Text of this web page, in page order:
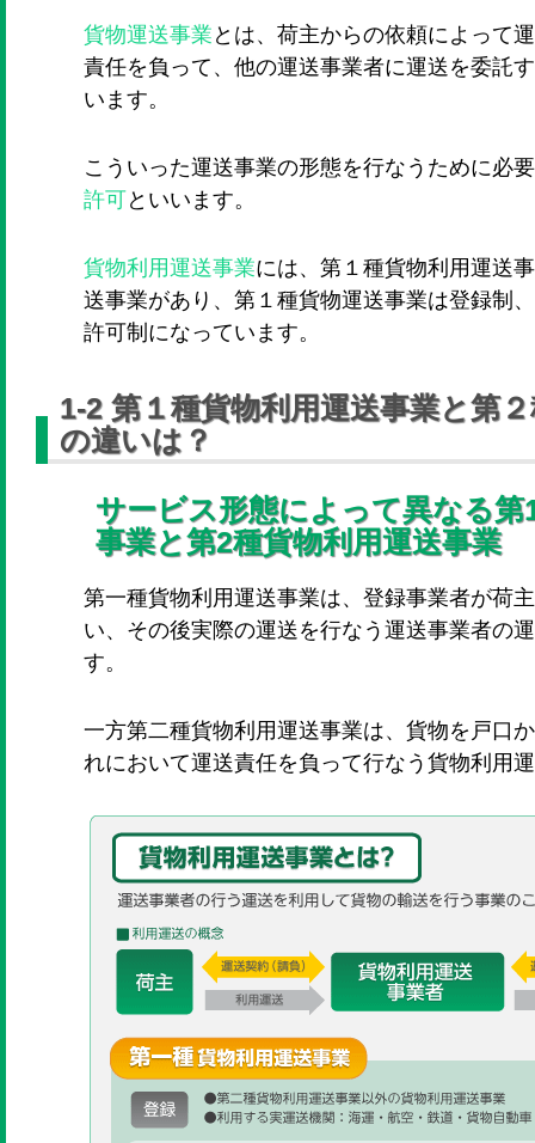
貨物運送事業 とは、荷主からの依頼によって
責任を負って、他の運送事業者に運送を委託
います。
こういった運送事業の形態を行なうために必
許可といいます。
貨物利用運送事業には、第１種貨物利用運送
送事業があり、第１種貨物運送事業は登録制
許可制になっています。
1-2 第１種貨物利用運送事業と第
の違いは？
サービス形態によって異なる第
事業と第2種貨物利用運送事業
第一種貨物利用運送事業は、登録事業者が荷
い、その後実際の運送を行なう運送事業者の
す。
一方第二種貨物利用運送事業は、貨物を戸口
れにおいて運送責任を負って行なう貨物利用